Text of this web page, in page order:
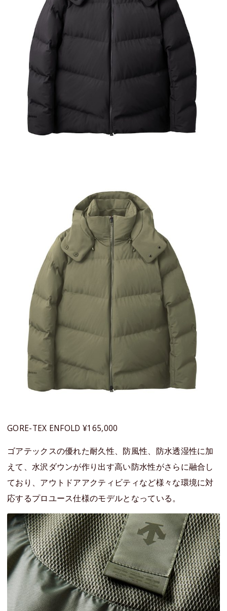
GORE-TEX ENFOLD ¥165,000
ゴアテックスの優れた耐久性、防風性、防水透湿性に加
えて、水沢ダウンが作り出す高い防水性がさらに融合し
ており、アウトドアアクティビティなど様々な環境に対
応するプロユース仕様のモデルとなっている。